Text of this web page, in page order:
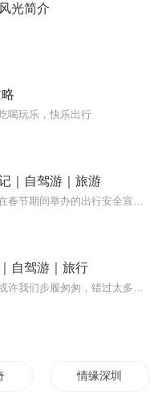
光简介
喝玩乐，快乐出行
｜自驾游｜旅游
自驾游｜旅行
情缘深圳